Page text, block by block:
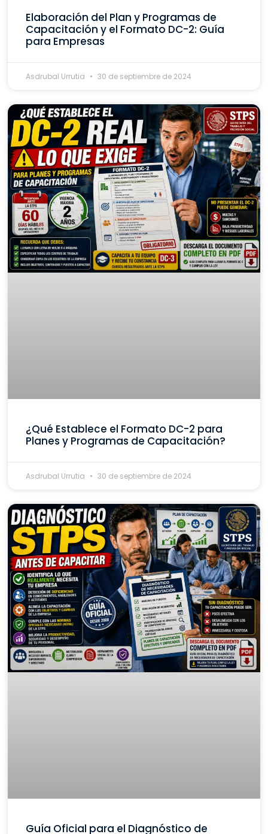
Elaboración del Plan y Programas de
Capacitación y el Formato DC-2: Guía
para Empresas
Asdrubal Urrutia 30 de septiembre de 2024
¿Qué Establece el Formato DC-2 para
Planes y Programas de Capacitación?
Asdrubal Urrutia 30 de septiembre de 2024
Guía Oficial para el Diagnóstico de